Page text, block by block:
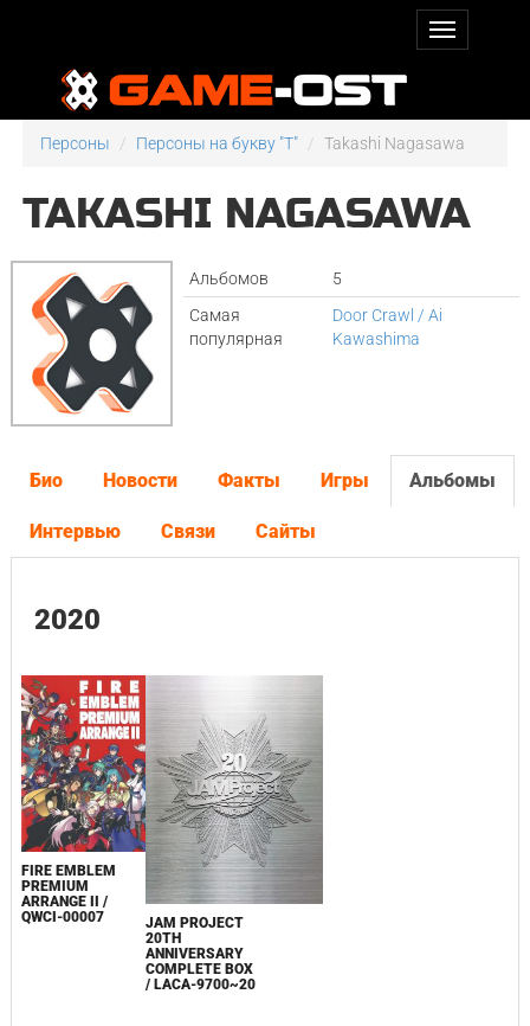
Персоны Персоны на букву "T" Takashi Nagasawa
TAKASHI NAGASAWA
Альбомов
5
Самая
популярная
Door Crawl / Ai
Kawashima
Био Новости Факты Игры Альбомы
Интервью Связи Сайты
2020
FIRE EMBLEM
PREMIUM
ARRANGE II /
QWCI-00007
JAM PROJECT
20TH
ANNIVERSARY
COMPLETE BOX
/ LACA-9700~20